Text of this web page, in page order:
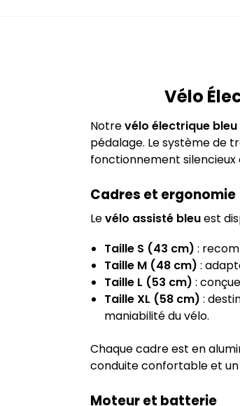
Vélo
Notrevélo électrique bleu
pédalage. Le système de
fonctionnement
Cadres et ergonomie
Levélo assisté bleuest
Taille S (43 cm) :
Taille M (48 cm) :
Taille L (53 cm) :
Taille XL (58 cm) :
maniabilité du vélo.
Chaque cadre est en
conduite confortable et
Moteur et batterie